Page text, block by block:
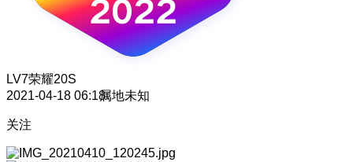
LV7荣耀20S
2021-04-18 06:18属地未知
关注